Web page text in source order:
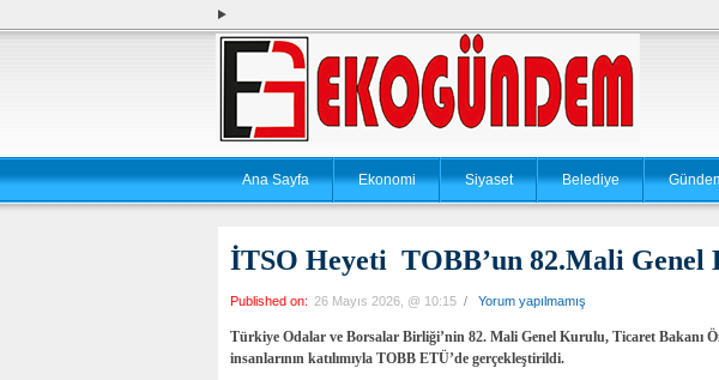
Ana Sayfa Ekonomi Siyaset Belediye
İTSO Heyeti TOBB’un 82.Mali Genel
Published on: 26 Mayıs 2026, @ 10:15 / Yorum yapılmamış
Türkiye Odalar ve Borsalar Birliği’nin 82. Mali Genel Kurulu, Ticaret Bakanı
insanlarının katılımıyla TOBB ETÜ’de gerçekleştirildi.